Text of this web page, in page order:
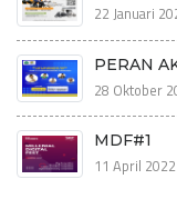
22 Januari
PERAN
28 Oktober
MDF#1
11 April 2022